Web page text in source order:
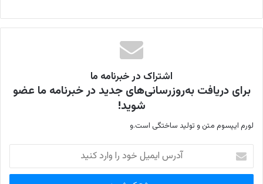
اشتراک در خبرنامه ما
برای دریافت به‌روزرسانی‌های جدید در خبرنامه ما عضو
شوید!
لورم ایپسوم متن و تولید ساختگی است.و
ر